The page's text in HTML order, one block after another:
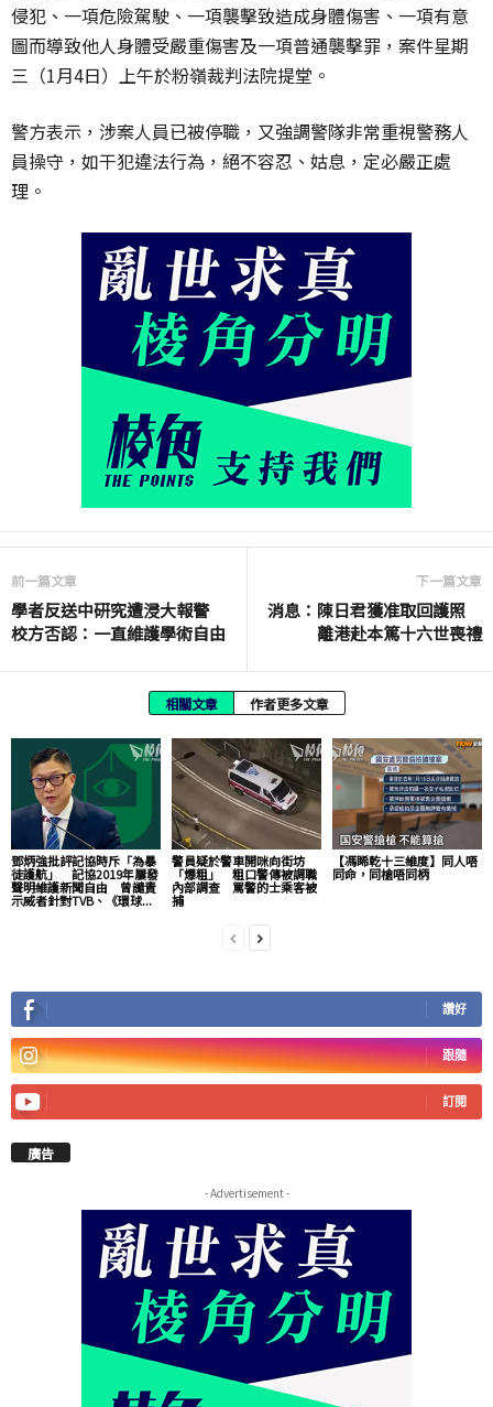
侵犯、一項危險駕駛、一項襲擊致造成身體傷害、一項有意
圖而導致他人身體受嚴重傷害及一項普通襲擊罪，案件星期
三（1月4日）上午於粉嶺裁判法院提堂。
警方表示，涉案人員已被停職，又強調警隊非常重視警務人
員操守，如干犯違法行為，絕不容忍、姑息，定必嚴正處
理。
前一篇文章
學者反送中研究遭浸大報警
校方否認：一直維護學術自由
下一篇文章
消息：陳日君獲准取回護照
離港赴本篤十六世喪禮
相關文章 作者更多文章
鄧炳強批評記協時斥「為暴
徒護航」 記協2019年屢發
聲明維護新聞自由 曾譴責
示威者針對TVB、《環球...
警員疑於警車開咪向街坊
「爆粗」 粗口警傳被調職
內部調查 罵警的士乘客被
捕
【馮睎乾十三維度】同人唔
同命，同槍唔同柄
讚好
跟隨
訂閱
廣告
- Advertisement -